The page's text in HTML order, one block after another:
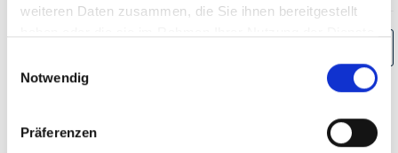
weiteren Daten zusammen, die Sie ihnen bereitgestellt
Notwendig
Präferenzen